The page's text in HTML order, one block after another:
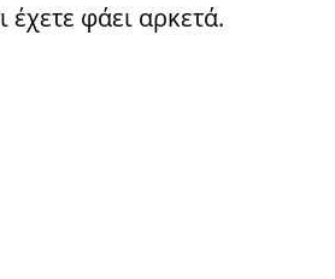
έχετε φάει αρκετά.